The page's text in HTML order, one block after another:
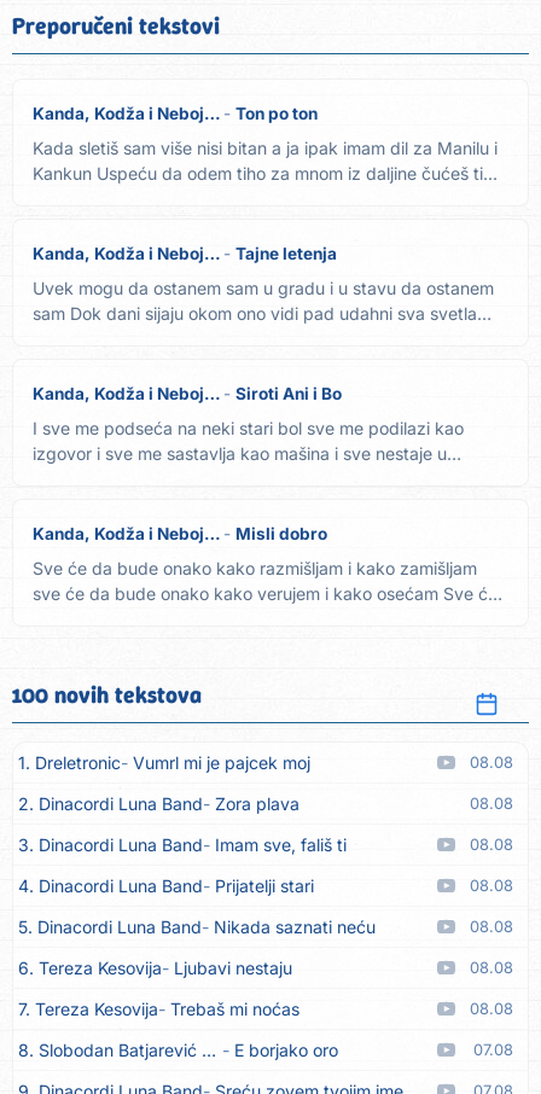
Preporučeni tekstovi
Kanda, Kodža i Nebojša Ton po ton
Kada sletiš sam više nisi bitan a ja ipak imam dil za Manilu i
Kankun Uspeću da odem tiho za mnom iz daljine čućeš ti...
Kanda, Kodža i Nebojša Tajne letenja
Uvek mogu da ostanem sam u gradu i u stavu da ostanem
sam Dok dani sijaju okom ono vidi pad udahni sva svetla
Kanda, Kodža i Nebojša Siroti Ani i Bo
I sve me podseća na neki stari bol sve me podilazi kao
izgovor i sve me sastavlja kao mašina i sve nestaje u
Kanda, Kodža i Nebojša Misli dobro
Sve će da bude onako kako razmišljam i kako zamišljam
sve će da bude onako kako verujem i kako osećam Sve će
100 novih tekstova
1. Dreletronic Vumrl mi je pajcek moj 08.08
2. Dinacordi Luna Band Zora plava 08.08
3. Dinacordi Luna Band Imam sve, fališ ti 08.08
4. Dinacordi Luna Band Prijatelji stari 08.08
5. Dinacordi Luna Band Nikada saznati neću 08.08
6. Tereza Kesovija Ljubavi nestaju 08.08
7. Tereza Kesovija Trebaš mi noćas 08.08
8. Slobodan Batjarević Čobe E borjako oro 07.08